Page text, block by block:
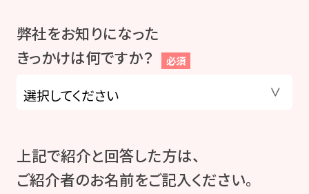
弊社をお知りになった
きっかけは何ですか？
必須
上記で紹介と回答した方は、
ご紹介者のお名前をご記入ください。